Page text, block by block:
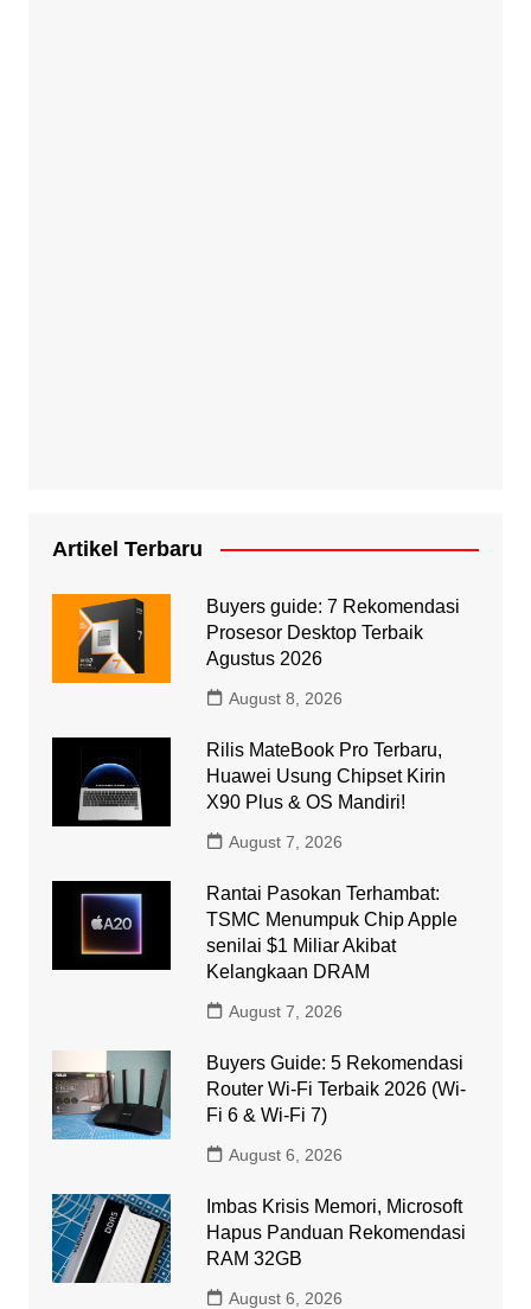
Artikel Terbaru
Buyers guide: 7 Rekomendasi
Prosesor Desktop Terbaik
Agustus 2026
August 8, 2026
Rilis MateBook Pro Terbaru,
Huawei Usung Chipset Kirin
X90 Plus & OS Mandiri!
August 7, 2026
Rantai Pasokan Terhambat:
TSMC Menumpuk Chip Apple
senilai $1 Miliar Akibat
Kelangkaan DRAM
August 7, 2026
Buyers Guide: 5 Rekomendasi
Router Wi-Fi Terbaik 2026 (Wi-
Fi 6 & Wi-Fi 7)
August 6, 2026
Imbas Krisis Memori, Microsoft
Hapus Panduan Rekomendasi
RAM 32GB
August 6, 2026